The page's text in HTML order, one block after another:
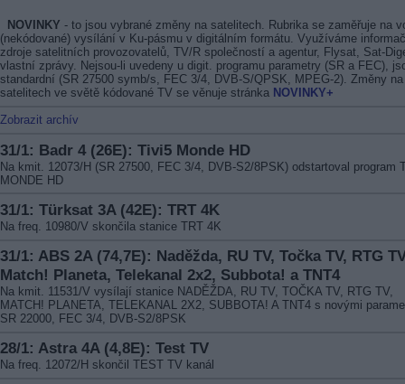
NOVINKY - to jsou vybrané změny na satelitech. Rubrika se zaměřuje na
(nekódované) vysílání v Ku-pásmu v digitálním formátu. Využíváme
zdroje satelitních provozovatelů, TV/R společností a agentur, Flysat, Sat-
vlastní zprávy. Nejsou-li uvedeny u digit. programu parametry (SR a FEC),
standardní (SR 27500 symb/s, FEC 3/4, DVB-S/QPSK, MPEG-2). Změny na
satelitech ve světě kódované TV se věnuje stránka NOVINKY+
Zobrazit archív
31/1: Badr 4 (26E): Tivi5 Monde HD
Na kmit. 12073/H (SR 27500, FEC 3/4, DVB-S2/8PSK) odstartoval program
MONDE HD
31/1: Türksat 3A (42E): TRT 4K
Na freq. 10980/V skončila stanice TRT 4K
31/1: ABS 2A (74,7E): Naděžda, RU TV, Točka TV, RTG
Match! Planeta, Telekanal 2x2, Subbota! a TNT4
Na kmit. 11531/V vysílají stanice NADĚŽDA, RU TV, TOČKA TV, RTG TV,
MATCH! PLANETA, TELEKANAL 2X2, SUBBOTA! A TNT4 s novými
SR 22000, FEC 3/4, DVB-S2/8PSK
28/1: Astra 4A (4,8E): Test TV
Na freq. 12072/H skončil TEST TV kanál